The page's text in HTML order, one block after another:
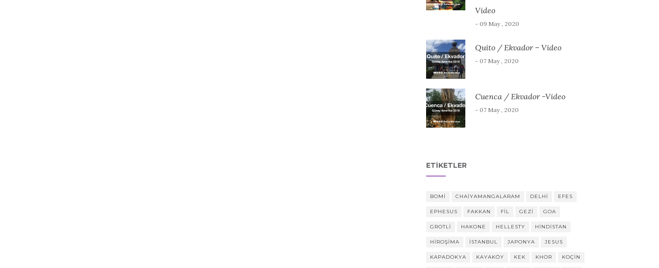
Video
- 09 May , 2020
Quito / Ekvador – Video
- 07 May , 2020
Cuenca / Ekvador -Video
- 07 May , 2020
ETIKETLER
BOMI CHAIYAMANGALARAM DELHI EFES
EPHESUS FAKKAN FIL GEZI GOA
GROTLI HAKONE HELLESTY HINDISTAN
HIROŞIMA ISTANBUL JAPONYA JESUS
KAPADOKYA KAYAKÖY KEK KHOR KOÇIN